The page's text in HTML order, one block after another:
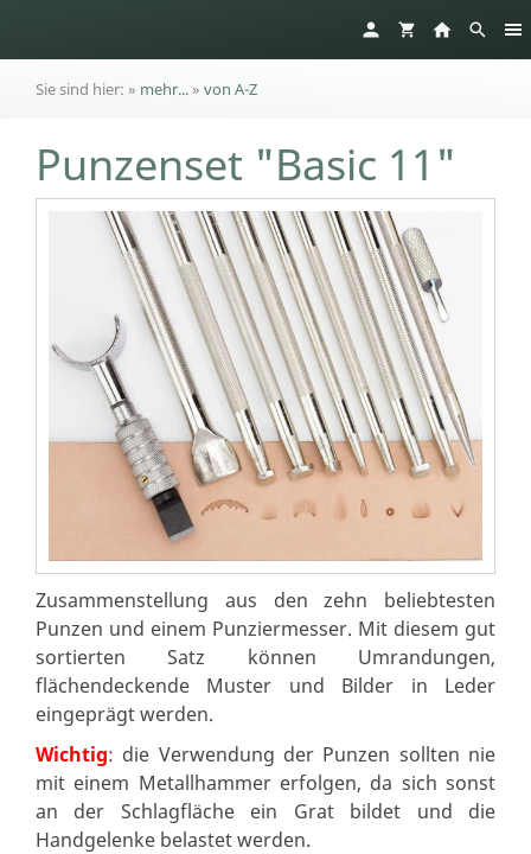
Sie sind hier: » mehr...» von A-Z
Punzenset "Basic 11"
Zusammenstellung aus den zehn beliebtesten
Punzen und einem Punziermesser. Mit diesem gut
sortierten Satz können Umrandungen,
flächendeckende Muster und Bilder in Leder
eingeprägt werden.
Wichtig: die Verwendung der Punzen sollten nie
mit einem Metallhammer erfolgen, da sich sonst
an der Schlagfläche ein Grat bildet und die
Handgelenke belastet werden.